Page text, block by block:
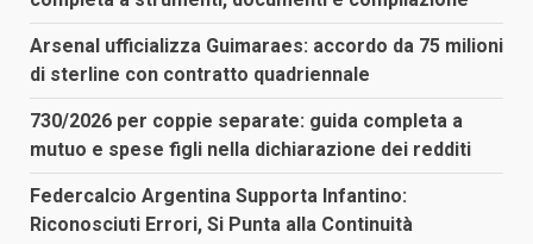
Arsenal ufficializza Guimaraes: accordo da 75 milioni
di sterline con contratto quadriennale
730/2026 per coppie separate: guida completa a
mutuo e spese figli nella dichiarazione dei redditi
Federcalcio Argentina Supporta Infantino:
Riconosciuti Errori, Si Punta alla Continuità